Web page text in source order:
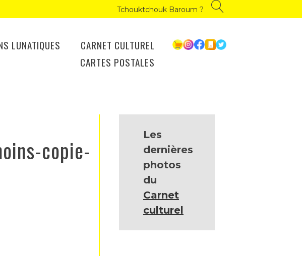
Tchouktchouk Baroum ?
LUNATIQUES
CARNET CULTUREL
CARTES POSTALES
copie-
Les
dernières
photos
du
Carnet
culturel